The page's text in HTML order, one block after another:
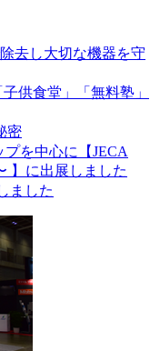
去し大切な機器を守
供食堂」「無料塾」
密
を中心に【JECA
】に出展しました
ました